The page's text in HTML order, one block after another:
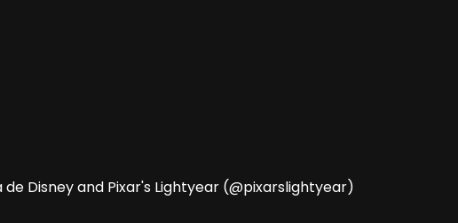
Disney and Pixar's Lightyear (@pixarslightyear)